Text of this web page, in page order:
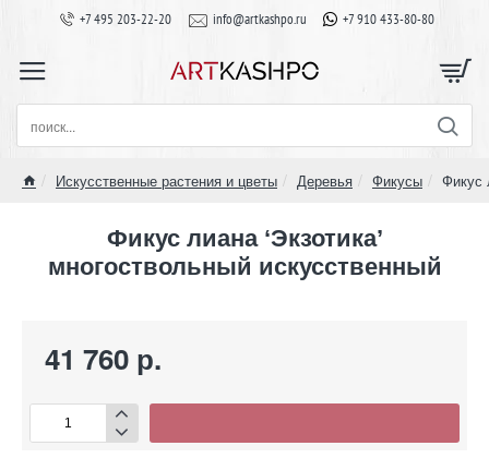
+7 495 203-22-20 info@artkashpo.ru +7 910 433-80-80
поиск...
Искусственные растения и цветы Деревья Фикусы Фикус
Фикус лиана ‘Экзотика’
многоствольный искусственный
41 760 р.